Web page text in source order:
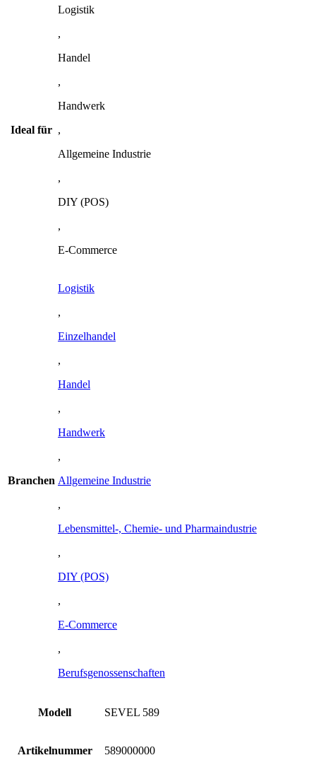
Ideal für
Logistik
,
Handel
,
Handwerk
,
Allgemeine Industrie
,
DIY (POS)
,
E-Commerce
Branchen
Logistik
,
Einzelhandel
,
Handel
,
Handwerk
,
Allgemeine Industrie
,
Lebensmittel-, Chemie- und Pharmaindustrie
,
DIY (POS)
,
E-Commerce
,
Berufsgenossenschaften
Modell SEVEL 589
Artikelnummer 589000000